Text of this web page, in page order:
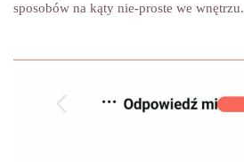
sposobów na kąty nie-proste we wnętrzu.